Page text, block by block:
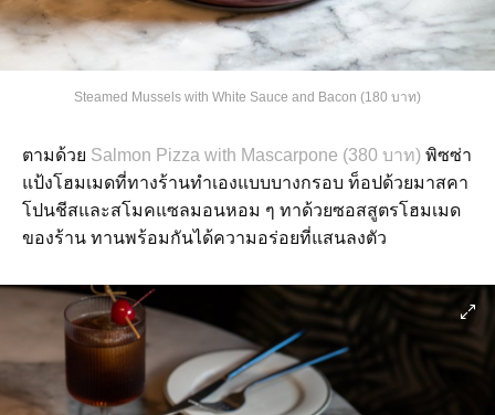
Steamed Mussels with White Sauce and Bacon (180 บาท)
ตามด้วย Salmon Pizza with Mascarpone (380 บาท) พิซซ่า
แป้งโฮมเมดที่ทางร้านทำเองแบบบางกรอบ ท็อปด้วยมาสคา
โปนชีสและสโมคแซลมอนหอม ๆ ทาด้วยซอสสูตรโฮมเมด
ของร้าน ทานพร้อมกันได้ความอร่อยที่แสนลงตัว